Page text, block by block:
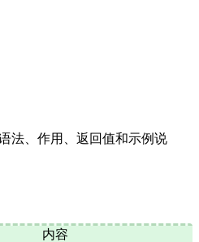
法、作用、返回值和示例说
内容